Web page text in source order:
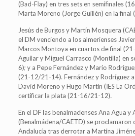
(Bad-Flay) en tres sets en semifinales
Marta Moreno (Jorge Guillén) en la
Jesús de Burgos y Martín Mosquera
el DM venciendo a los almerienses
Marcos Montoya en cuartos de final
Aguilar y Miguel Carrasco (Montilla) en
6); y a Pepe Fernández y Mario
(21-12/21-14). Fernández y Rodríguez
David Moreno y Hugo Martín (IES La
certificar la plata (21-16/21-12).
En el DF las benalmadenses Ana Agua y
(Benalmádena/CAETD) se proclamaron
Andalucía tras derrotar a Martina